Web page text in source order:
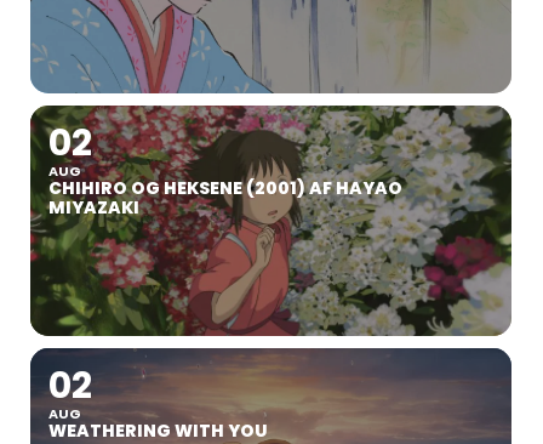
02
AUG
CHIHIRO OG HEKSENE (2001) AF HAYAO
MIYAZAKI
02
AUG
WEATHERING WITH YOU